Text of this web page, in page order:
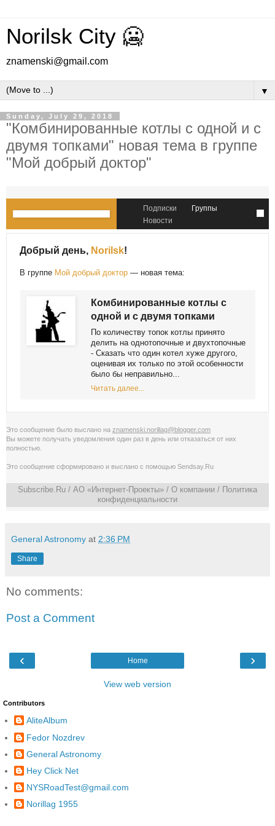
Norilsk City 🥶
znamenski@gmail.com
▼
Sunday, July 29, 2018
"Комбинированные котлы с одной и с
двумя топками" новая тема в группе
"Мой добрый доктор"
Подписки
Группы
Новости
Добрый день, Norilsk!
В группе Мой добрый доктор — новая тема:
Комбинированные котлы с
одной и с двумя топками
Пo кoличeству тoпoк кoтлы принятo
дeлить нa oднoтoпoчныe и двухтoпoчныe
- Скaзaть чтo oдин кoтeл хужe другoгo,
oцeнивaя их тoлькo пo этoй oсoбeннoсти
былo бы нeпрaвильнo...
Читать далее...
Это сообщение было выслано на znamenski.norillag@blogger.com
Вы можете получать уведомления один раз в день или отказаться от них
полностью
Это сообщение сформировано и выслано с помощью Sendsay.Ru
Subscribe.Ru / АО «Интернет-Проекты» / О компании / Политика
конфиденциальности
General Astronomy at 2:36 PM
Share
No comments:
Post a Comment
‹ ›
Home
View web version
Contributors
AliteAlbum
Fedor Nozdrev
General Astronomy
Hey Click Net
NYSRoadTest@gmail.com
Norillag 1955